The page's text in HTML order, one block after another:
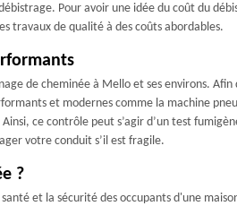
Pour avoir une idée du coût du
travaux de qualité à des coûts abordables.
de cheminée à Mello et ses environs.
et modernes comme la machine
ce contrôle peut s’agir d’un test
votre conduit s’il est fragile.
?
et la sécurité des occupants d'une